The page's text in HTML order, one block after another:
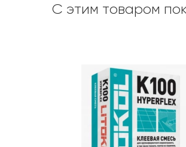
С этим товаром